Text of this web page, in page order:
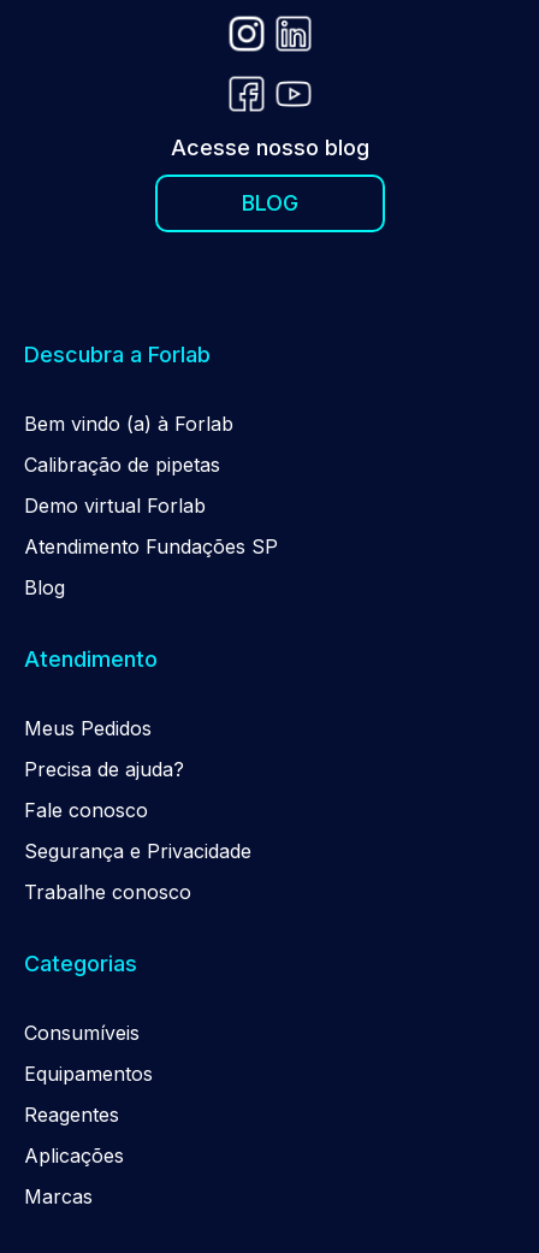
Acesse nosso blog
BLOG
Descubra a Forlab
Bem vindo (a) à Forlab
Calibração de pipetas
Demo virtual Forlab
Atendimento Fundações SP
Blog
Atendimento
Meus Pedidos
Precisa de ajuda?
Fale conosco
Segurança e Privacidade
Trabalhe conosco
Categorias
Consumíveis
Equipamentos
Reagentes
Aplicações
Marcas